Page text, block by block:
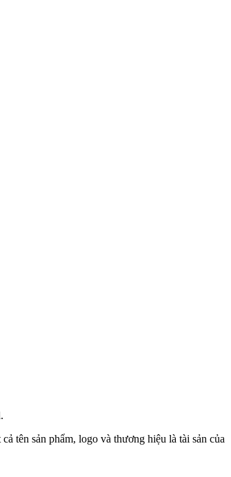
tên sản phẩm, logo và thương hiệu là tài sản của